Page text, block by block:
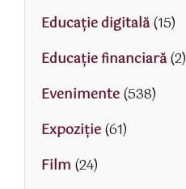
Educaţie digitală(15)
Educaţie financiară(2)
Evenimente(538)
Expoziție(61)
Film (24)